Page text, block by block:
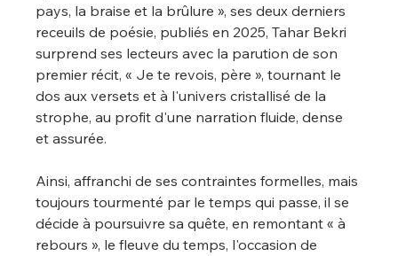
pays, la braise et la brûlure », ses deux derniers
receuils de poésie, publiés en 2025, Tahar Bekri
surprend ses lecteurs avec la parution de son
premier récit, « Je te revois, père », tournant le
dos aux versets et à l'univers cristallisé de la
strophe, au profit d'une narration fluide, dense
et assurée.
Ainsi, affranchi de ses contraintes formelles, mais
toujours tourmenté par le temps qui passe, il se
décide à poursuivre sa quête, en remontant « à
rebours », le fleuve du temps, l'occasion de